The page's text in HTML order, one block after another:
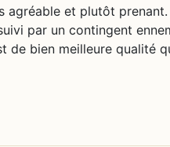
agréable et plutôt
par un contingent
de bien meilleure qualité